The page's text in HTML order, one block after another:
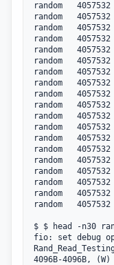
random
random
random
random
random
random
random
random
random
random
random
random
random
random
random
random
random
random
random
$ $ head -n30
fio: set debug
4096B-4096B,